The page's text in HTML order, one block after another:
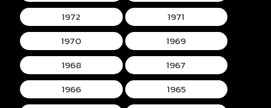
1972
1971
1970
1969
1968
1967
1966
1965